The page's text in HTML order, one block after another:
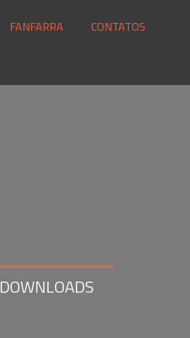
FANFARRA
CONTATOS
DOWNLOADS